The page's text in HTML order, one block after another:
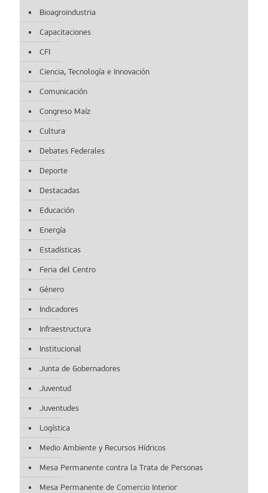
Bioagroindustria
Capacitaciones
CFI
Ciencia, Tecnología e Innovación
Comunicación
Congreso Maíz
Cultura
Debates Federales
Deporte
Destacadas
Educación
Energía
Estadísticas
Feria del Centro
Género
Indicadores
Infraestructura
Institucional
Junta de Gobernadores
Juventud
Juventudes
Logística
Medio Ambiente y Recursos Hídricos
Mesa Permanente contra la Trata de Personas
Mesa Permanente de Comercio Interior